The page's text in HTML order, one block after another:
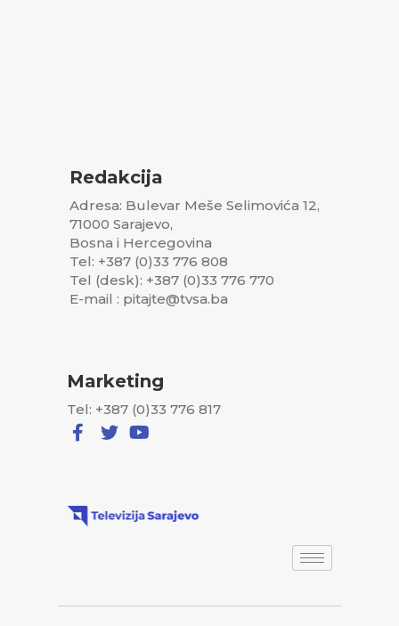
Redakcija
Adresa: Bulevar Meše Selimovića 12,
71000 Sarajevo,
Bosna i Hercegovina
Tel: +387 (0)33 776 808
Tel (desk): +387 (0)33 776 770
E-mail : pitajte@tvsa.ba
Marketing
Tel: +387 (0)33 776 817